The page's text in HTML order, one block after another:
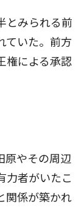
とみられる前
ていた。前方
権による承認
原やその周辺
力者がいたこ
関係が築かれ